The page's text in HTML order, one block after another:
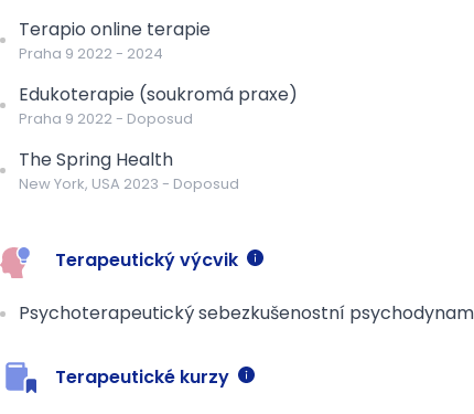
Terapio online terapie
Praha 9 2022- 2024
Edukoterapie (soukromá praxe)
Praha 9 2022- Doposud
The Spring Health
New York, USA 2023 - Doposud
Terapeutický výcvik
Psychoterapeutický sebezkušenostní
Terapeutické kurzy